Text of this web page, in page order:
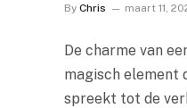
By Chris maart 11,
De charme van
magisch element
spreekt tot de